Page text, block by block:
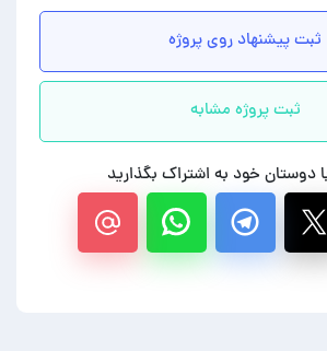
ثبت پیشنهاد روی پروژه
ثبت پروژه مشابه
دوستان خود به اشتراک بگذارید